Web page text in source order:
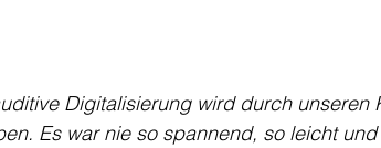
Digitalisierung wird durch unseren
Es war nie so spannend, so leicht